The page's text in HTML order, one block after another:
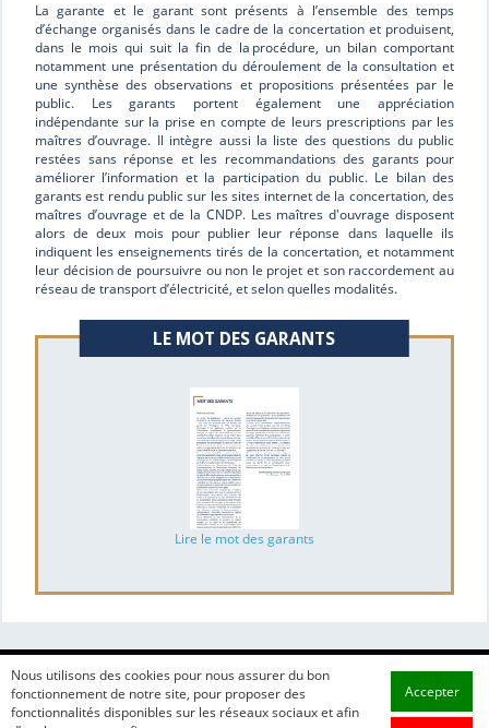
La garante et le garant sont présents à l’ensemble des temps
d’échange organisés dans le cadre de la concertation et produisent,
dans le mois qui suit la fin de la procédure, un bilan comportant
notamment une présentation du déroulement de la consultation et
une synthèse des observations et propositions présentées par le
public. Les garants portent également une appréciation
indépendante sur la prise en compte de leurs prescriptions par les
maîtres d’ouvrage. Il intègre aussi la liste des questions du public
restées sans réponse et les recommandations des garants pour
améliorer l’information et la participation du public. Le bilan des
garants est rendu public sur les sites internet de la concertation, des
maîtres d’ouvrage et de la CNDP. Les maîtres d'ouvrage disposent
alors de deux mois pour publier leur réponse dans laquelle ils
indiquent les enseignements tirés de la concertation, et notamment
leur décision de poursuivre ou non le projet et son raccordement au
réseau de transport d’électricité, et selon quelles modalités.
LE MOT DES GARANTS
Lire le mot des garants
Nous utilisons des cookies pour nous assurer du bon
fonctionnement de notre site, pour proposer des
fonctionnalités disponibles sur les réseaux sociaux et afin
Accepter